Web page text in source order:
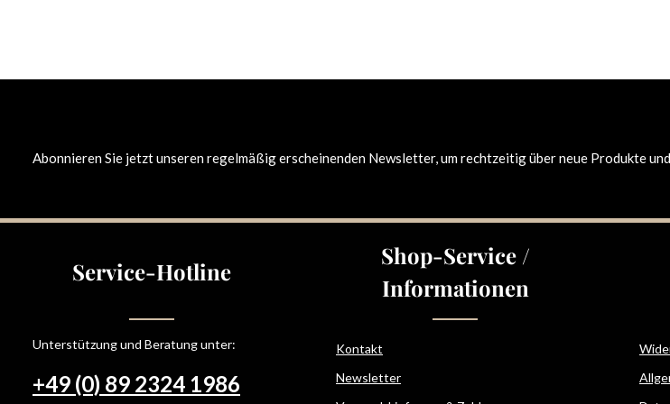
Abonnieren Sie jetzt unseren regelmäßig erscheinenden Newsletter, um rechtzeitig über neue Produkte
Service-Hotline
Unterstützung und Beratung unter:
+49 (0) 89 2324 1986
Shop-Service /
Informationen
Kontakt
Newsletter